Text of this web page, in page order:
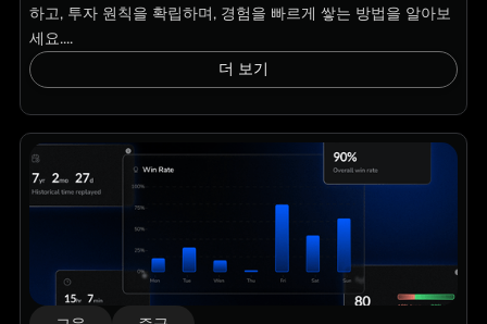
하고, 투자 원칙을 확립하며, 경험을 빠르게 쌓는 방법을 알아보
세요....
더 보기